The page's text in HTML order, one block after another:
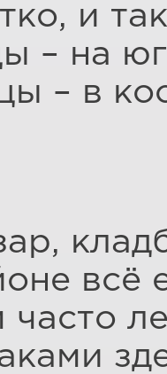
и
– на
– в
всё
часто